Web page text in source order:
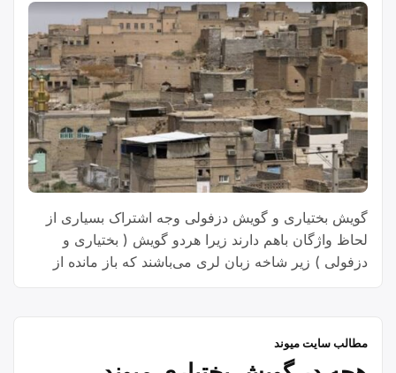
گویش بختیاری و گویش دزفولی وجه اشتراک بسیاری از
لحاظ واژگان باهم دارند زیرا هردو گویش ( بختیاری و
دزفولی ) زیر شاخه زبان لری می‌باشند که باز مانده از
مطالب سایت میوند